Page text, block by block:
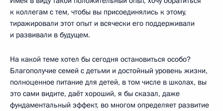
к коллегам с тем, чтобы вы присоединялись к этому,
тиражировали этот опыт и всячески его поддерживали
и развивали в будущем.
На какой теме хотел бы сегодня остановиться особо?
Благополучие семей с детьми и достойный уровень жизни,
полноценное питание для детей, в том числе в школах, вы
это сами видите, даёт хороший, я бы сказал, даже
фундаментальный эффект, во многом определяет развитие